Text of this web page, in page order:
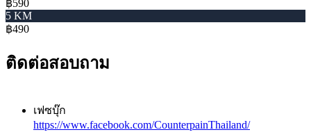
฿590
5 KM
฿490
ติดต่อสอบถาม
เฟซบุ๊ก
https://www.facebook.com/CounterpainThailand/